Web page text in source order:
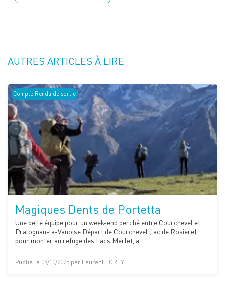
AUTRES ARTICLES À LIRE
Compte Rendu de sortie
Magiques Dents de Portetta
Une belle équipe pour un week-end perché entre Courchevel et
Pralognan-la-Vanoise.Départ de Courchevel (lac de Rosière)
pour monter au refuge des Lacs Merlet, a…
Publié le 09/10/2025 par Laurent FOREY